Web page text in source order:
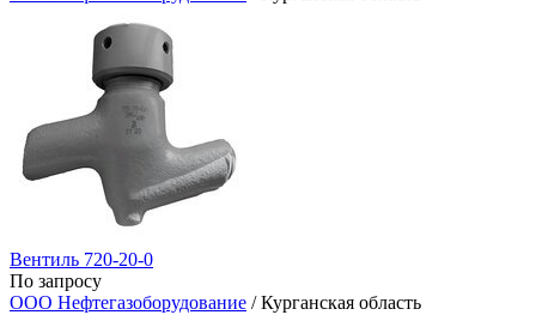
Вентиль 720-20-0
По запросу
ООО Нефтегазоборудование / Курганская область